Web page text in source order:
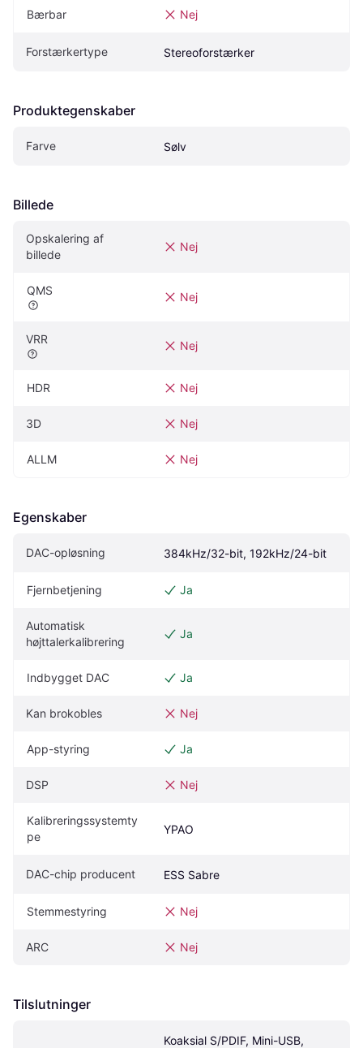
Bærbar Nej
Forstærkertype Stereoforstærker
Produktegenskaber
Farve Sølv
Billede
Opskalering af
billede
Nej
QMS Nej
VRR Nej
HDR Nej
3D Nej
ALLM Nej
Egenskaber
DAC-opløsning 384kHz/32-bit, 192kHz/24-bit
Fjernbetjening Ja
Automatisk
højttalerkalibrering
Ja
Indbygget DAC Ja
Kan brokobles Nej
App-styring Ja
DSP Nej
Kalibreringssystemty
pe
YPAO
DAC-chip producent ESS Sabre
Stemmestyring Nej
ARC Nej
Tilslutninger
Koaksial S/PDIF, Mini-USB,